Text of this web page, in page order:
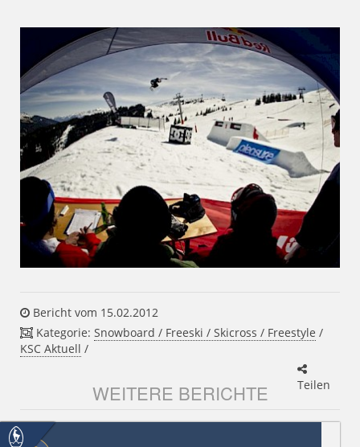
Bericht vom 15.02.2012
Kategorie: Snowboard / Freeski / Skicross / Freestyle /
KSC Aktuell /
Teilen
WEITERE BERICHTE